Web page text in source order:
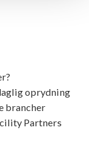
oprydning
brancher
Partners